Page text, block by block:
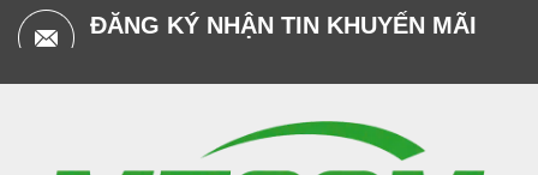
ĐĂNG KÝ NHẬN TIN KHUYẾN MÃI